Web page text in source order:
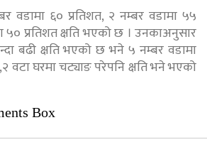
वडामा ६० प्रतिशत, २ नम्बर वडामा ५५
५० प्रतिशत क्षति भएको छ । उनकाअनुसार
बढी क्षति भएको छ भने ५ नम्बर वडामा
वटा घरमा चट्याङ परेपनि क्षति भने भएको
Box